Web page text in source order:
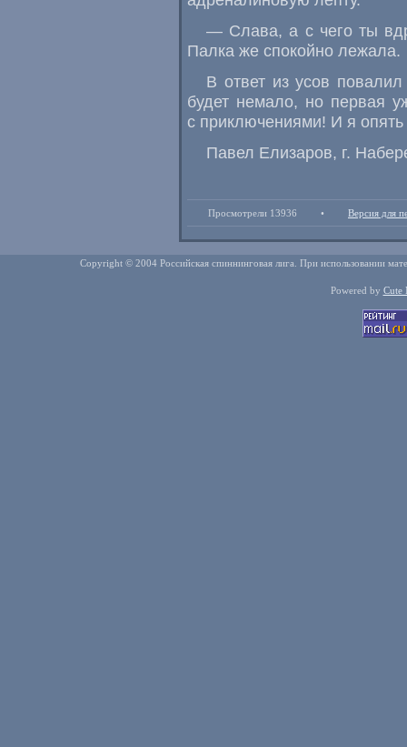
— Слава, а с чего ты
Палка же спокойно лежала.
В ответ из усов
будет немало, но первая
с приключениями! И я
Павел Елизаров, г.
Просмотрели 13936 • Версия для
Copyright © 2004 Российская спиннинговая лига. При использовании
Powered by Cute